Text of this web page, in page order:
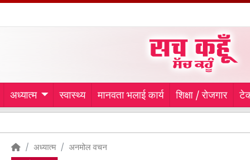
अध्यात्म स्वास्थ्य मानवता भलाई कार्य शिक्षा / रोजगार
अध्यात्म अनमोल वचन